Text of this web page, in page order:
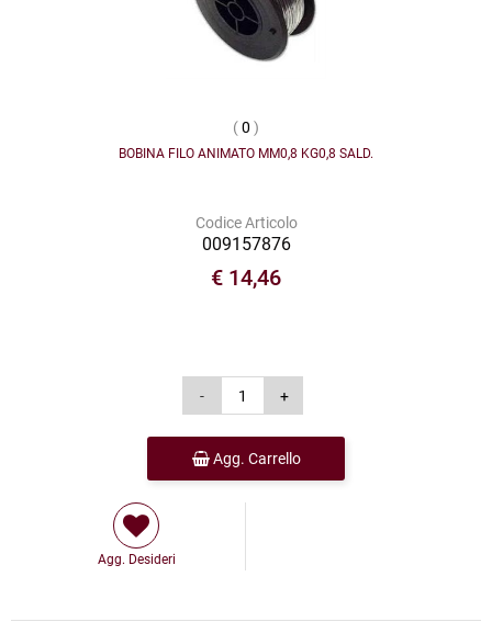
(0 )
BOBINA FILO ANIMATO MM0,8 KG0,8 SALD.
Codice Articolo
009157876
€ 14,46
Agg. Carrello
Agg. Desideri